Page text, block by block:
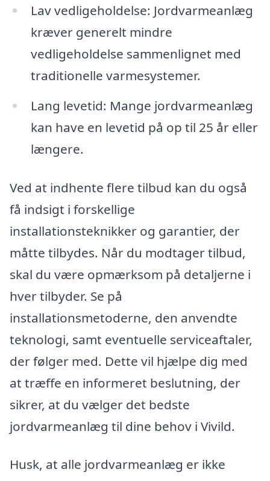
Lav vedligeholdelse: Jordvarmeanlæg
kræver generelt mindre
vedligeholdelse sammenlignet med
traditionelle varmesystemer.
Lang levetid: Mange jordvarmeanlæg
kan have en levetid på op til 25 år eller
længere.
Ved at indhente flere tilbud kan du også
få indsigt i forskellige
installationsteknikker og garantier, der
måtte tilbydes. Når du modtager tilbud,
skal du være opmærksom på detaljerne i
hver tilbyder. Se på
installationsmetoderne, den anvendte
teknologi, samt eventuelle serviceaftaler,
der følger med. Dette vil hjælpe dig med
at træffe en informeret beslutning, der
sikrer, at du vælger det bedste
jordvarmeanlæg til dine behov i Vivild.
Husk, at alle jordvarmeanlæg er ikke